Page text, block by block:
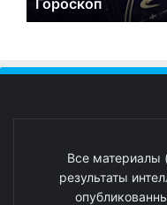
Все материалы
результаты